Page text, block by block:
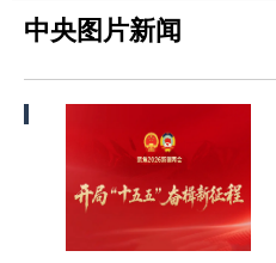
中央图片新闻